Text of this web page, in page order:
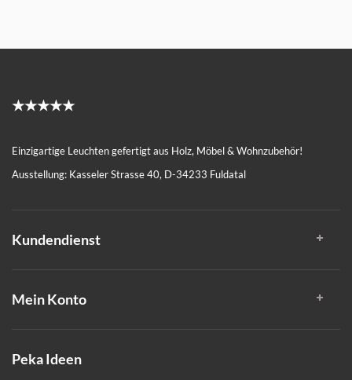
★★★★★
Einzigartige Leuchten gefertigt aus Holz, Möbel & Wohnzubehör!
Ausstellung: Kasseler Strasse 40, D-34233 Fuldatal
Kundendienst
Mein Konto
Peka Ideen